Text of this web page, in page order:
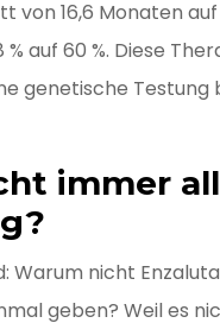
von 16,6 Monaten
auf 60 %. Diese
genetische
immer
Warum nicht
geben? Weil es